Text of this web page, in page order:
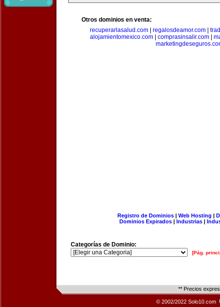
Otros dominios en venta:
recuperarlasalud.com
regalosdeamor.com
alojamientomexico.com| comprasinsalir.com|
Registro de Dominios| Web Hosting |
Dominios Expirados | Industrias |
Categorías de Dominio:
[Pág.
** Precios
© 2002/2022 Solo10.com